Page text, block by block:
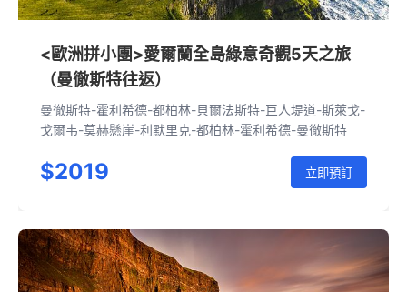
<歐洲拼小團>愛爾蘭全島綠意奇觀5天之旅
（曼徹斯特往返）
曼徹斯特-霍利希德-都柏林-貝爾法斯特-巨人堤道-斯萊戈-
戈爾韦-莫赫懸崖-利默里克-都柏林-霍利希德-曼徹斯特
$2019 立即預訂